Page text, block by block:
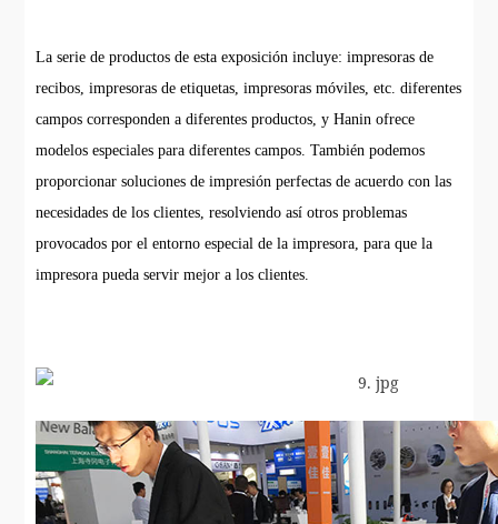
La serie de productos de esta exposición incluye: impresoras de
recibos, impresoras de etiquetas, impresoras móviles, etc. diferentes
campos corresponden a diferentes productos, y Hanin ofrece
modelos especiales para diferentes campos. También podemos
proporcionar soluciones de impresión perfectas de acuerdo con las
necesidades de los clientes, resolviendo así otros problemas
provocados por el entorno especial de la impresora, para que la
impresora pueda servir mejor a los clientes.